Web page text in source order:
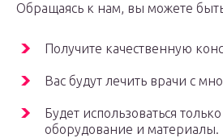
Обращаясь к нам, вы можете
Получите качественную
Вас будут лечить врачи с
Будет использоваться
оборудование и материалы.